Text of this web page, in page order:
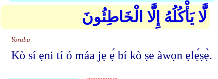
لَّا يَأْكُلُهُ إِلَّا الْخَاطِئُونَ
Yoruba
Kò sí ẹni tí ó máa jẹ ẹ́ bí kò ṣe àwọn ẹlẹ́ṣẹ̀.